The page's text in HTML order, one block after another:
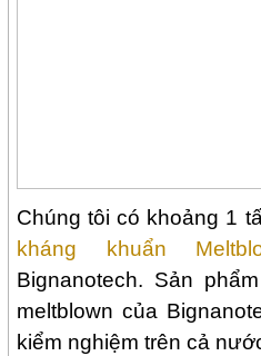
Chúng tôi có khoảng 1
kháng khuẩn
Bignanotech. Sản
meltblown của
kiểm nghiệm trên cả